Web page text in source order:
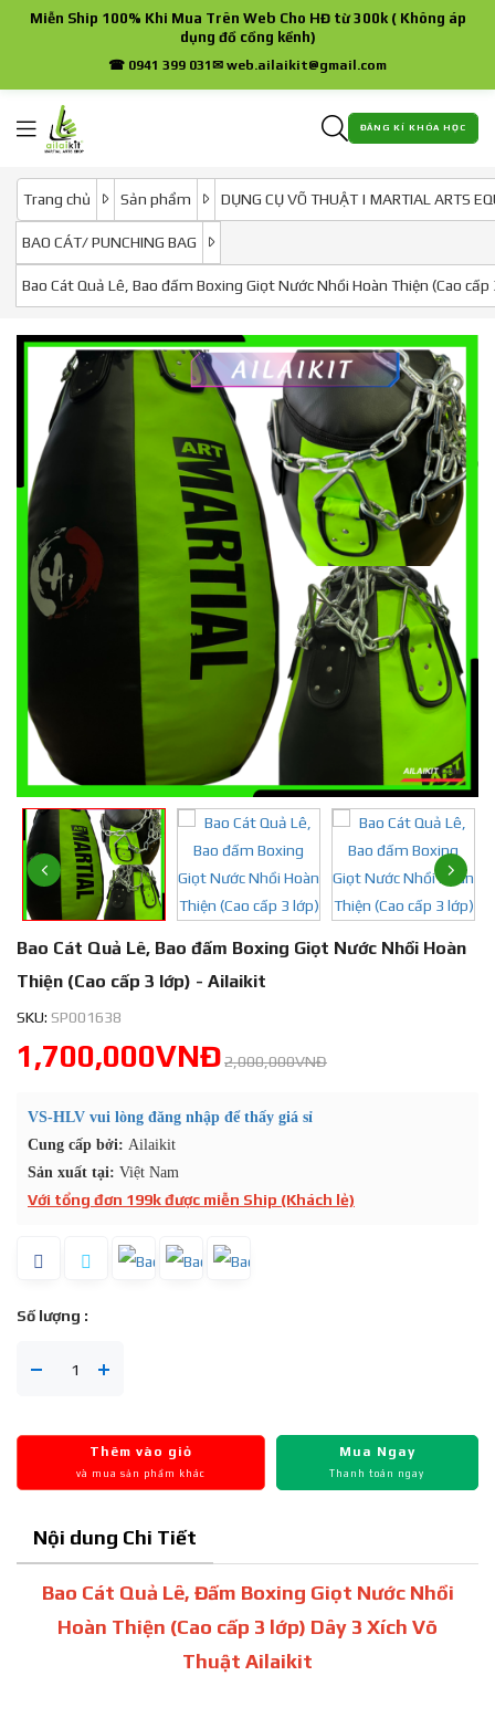
Miễn Ship 100% Khi Mua Trên Web Cho HĐ từ 300k ( Không áp
dụng đồ cồng kềnh)
☎ 0941 399 031✉ web.ailaikit@gmail.com
ĐĂNG KÍ KHÓA HỌC
Trang chủ Sản phẩm DỤNG CỤ VÕ THUẬT | MARTIAL ARTS
BAO CÁT/ PUNCHING BAG
Bao Cát Quả Lê, Bao đấm Boxing Giọt Nước Nhồi Hoàn Thiện (Cao
Bao Cát Quả Lê, Bao đấm Boxing Giọt Nước Nhồi Hoàn
Thiện (Cao cấp 3 lớp) - Ailaikit
SKU: SP001638
1,700,000VNĐ2,000,000VNĐ
VS-HLV vui lòng đăng nhập để thấy giá sỉ
Cung cấp bởi: Ailaikit
Sản xuất tại: Việt Nam
Với tổng đơn 199k được miễn Ship (Khách lẻ)
Số lượng :
Thêm vào giỏ
và mua sản phẩm khác
Mua Ngay
Thanh toán ngay
Nội dung Chi Tiết
Bao Cát Quả Lê, Đấm Boxing Giọt Nước Nhồi
Hoàn Thiện (Cao cấp 3 lớp) Dây 3 Xích Võ
Thuật Ailaikit